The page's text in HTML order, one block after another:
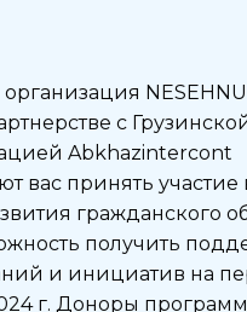
с
Abkhazintercont
вас принять участие
гражданского
получить
и инициатив на
г. Доноры